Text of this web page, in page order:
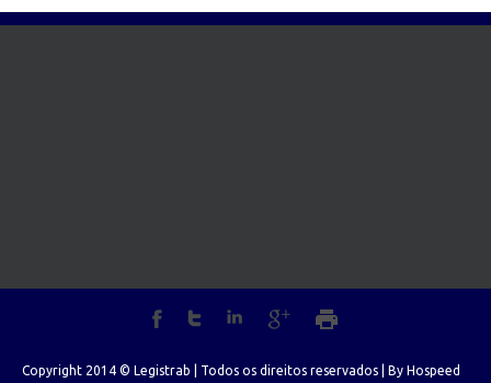
Copyright 2014 © Legistrab | Todos os direitos reservados | By Hospeed